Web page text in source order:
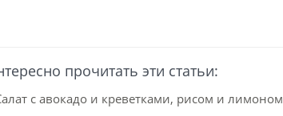
прочитать эти статьи:
с авокадо и креветками, рисом и лимоном